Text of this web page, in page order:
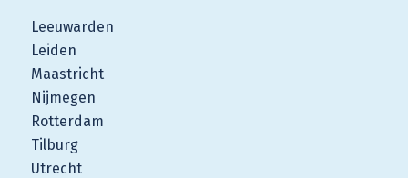
Leeuwarden
Leiden
Maastricht
Nijmegen
Rotterdam
Tilburg
Utrecht